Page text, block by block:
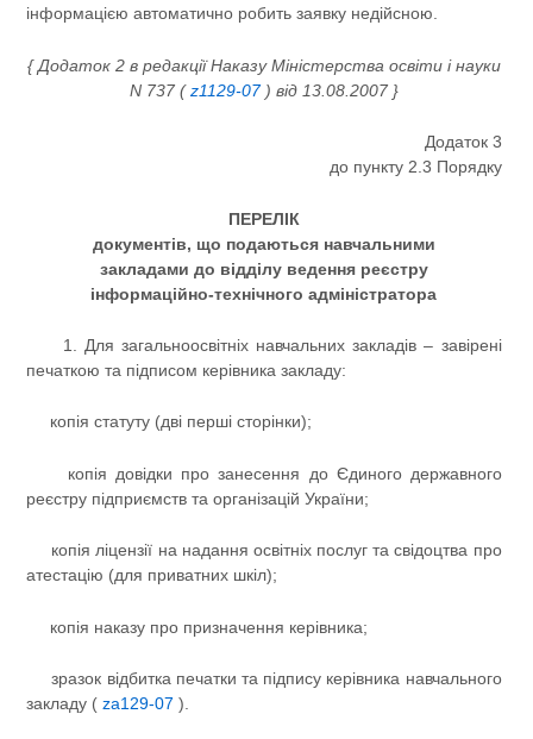
інформацією автоматично робить заявку недійсною.
{ Додаток 2 в редакції Наказу Міністерства освіти і науки
N 737 (z1129-07) від 13.08.2007 }
Додаток 3
до пункту 2.3 Порядку
ПЕРЕЛІК
документів, що подаються навчальними
закладами до відділу ведення реєстру
інформаційно-технічного адміністратора
1. Для загальноосвітніх навчальних закладів – завірені
печаткою та підписом керівника закладу:
копія статуту (дві перші сторінки);
копія довідки про занесення до Єдиного державного
реєстру підприємств та організацій України;
копія ліцензії на надання освітніх послуг та свідоцтва про
атестацію (для приватних шкіл);
копія наказу про призначення керівника;
зразок відбитка печатки та підпису керівника навчального
закладу (za129-07 ).